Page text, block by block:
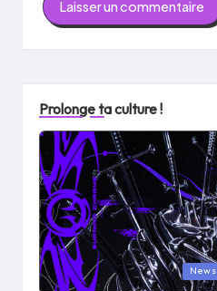
Prolonge ta culture !
Posted
in
News